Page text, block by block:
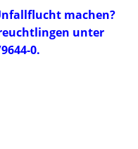
machen?
unter
0.